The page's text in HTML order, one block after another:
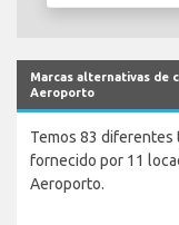
Marcas alternativas de
Aeroporto
Temos 83 diferentes
fornecido por 11
Aeroporto.